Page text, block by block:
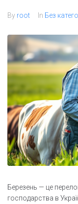
By root In Без
Березень — це
господарства в